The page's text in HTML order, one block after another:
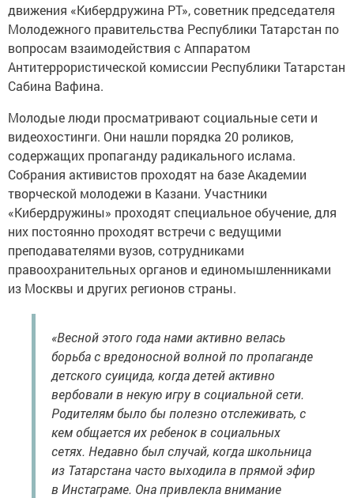
движения «Кибердружина РТ», советник председателя
Молодежного правительства Республики Татарстан по
вопросам взаимодействия с Аппаратом
Антитеррористической комиссии Республики Татарстан
Сабина Вафина.
Молодые люди просматривают социальные сети и
видеохостинги. Они нашли порядка 20 роликов,
содержащих пропаганду радикального ислама.
Собрания активистов проходят на базе Академии
творческой молодежи в Казани. Участники
«Кибердружины» проходят специальное обучение, для
них постоянно проходят встречи с ведущими
преподавателями вузов, сотрудниками
правоохранительных органов и единомышленниками
из Москвы и других регионов страны.
«Весной этого года нами активно велась
борьба с вредоносной волной по пропаганде
детского суицида, когда детей активно
вербовали в некую игру в социальной сети.
Родителям было бы полезно отслеживать, с
кем общается их ребенок в социальных
сетях. Недавно был случай, когда школьница
из Татарстана часто выходила в прямой эфир
в Инстаграме. Она привлекла внимание